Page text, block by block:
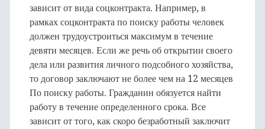
зависит от вида соцконтракта. Например, в
рамках соцконтракта по поиску работы человек
должен трудоустроиться максимум в течение
девяти месяцев. Если же речь об открытии своего
дела или развития личного подсобного хозяйства,
то договор заключают не более чем на 12 месяцев
По поиску работы. Гражданин обязуется найти
работу в течение определенного срока. Все
зависит от того, как скоро безработный заключит